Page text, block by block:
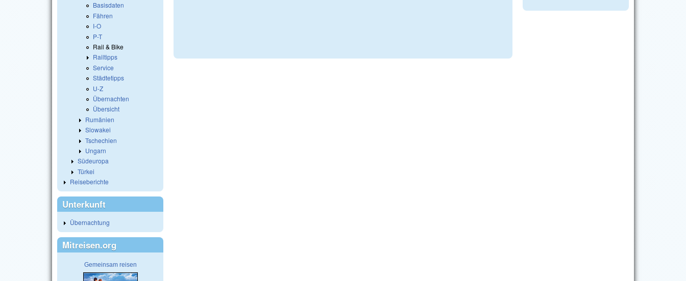
Basisdaten
Fähren
I-O
P-T
Rail & Bike
Railtipps
Service
Städtetipps
U-Z
Übernachten
Übersicht
Rumänien
Slowakei
Tschechien
Ungarn
Südeuropa
Türkei
Reiseberichte
Unterkunft
Übernachtung
Mitreisen.org
Gemeinsam reisen